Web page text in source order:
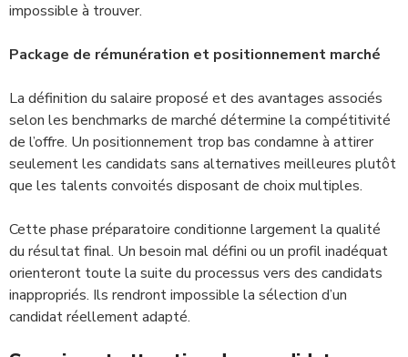
impossible à trouver.
Package de rémunération et positionnement marché
La définition du salaire proposé et des avantages associés
selon les benchmarks de marché détermine la compétitivité
de l’offre. Un positionnement trop bas condamne à attirer
seulement les candidats sans alternatives meilleures plutôt
que les talents convoités disposant de choix multiples.
Cette phase préparatoire conditionne largement la qualité
du résultat final. Un besoin mal défini ou un profil inadéquat
orienteront toute la suite du processus vers des candidats
inappropriés. Ils rendront impossible la sélection d’un
candidat réellement adapté.